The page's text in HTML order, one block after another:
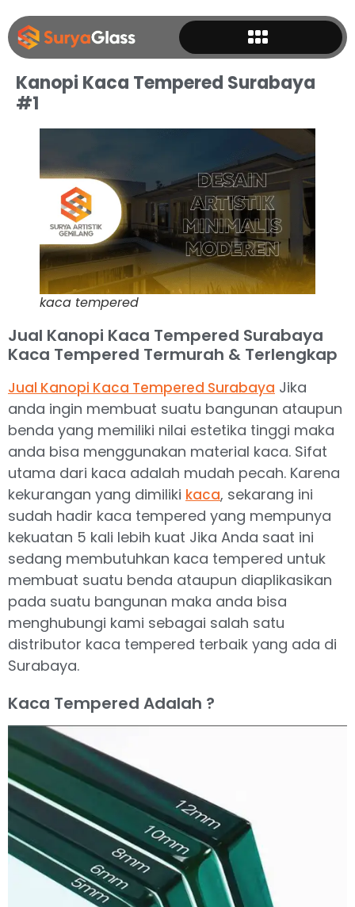
Kanopi Kaca Tempered Surabaya
#1
kaca tempered
Jual Kanopi Kaca Tempered Surabaya
Kaca Tempered Termurah & Terlengkap
Jual Kanopi Kaca Tempered Surabaya Jika
anda ingin membuat suatu bangunan ataupun
benda yang memiliki nilai estetika tinggi maka
anda bisa menggunakan material kaca. Sifat
utama dari kaca adalah mudah pecah. Karena
kekurangan yang dimiliki kaca, sekarang ini
sudah hadir kaca tempered yang mempunya
kekuatan 5 kali lebih kuat Jika Anda saat ini
sedang membutuhkan kaca tempered untuk
membuat suatu benda ataupun diaplikasikan
pada suatu bangunan maka anda bisa
menghubungi kami sebagai salah satu
distributor kaca tempered terbaik yang ada di
Surabaya.
Kaca Tempered Adalah ?